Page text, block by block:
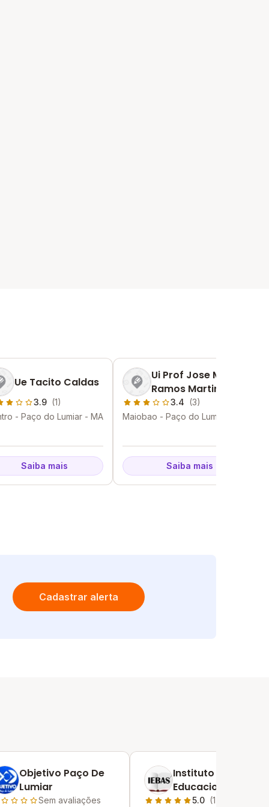
Ue Tacito Caldas
3.9 (1)
- Paço do Lumiar - MA
Saiba mais
Ui Prof Jose Maria
Ramos Martins
3.4 (3)
Maiobao - Paço do Lumiar - MA
Saiba mais
Cadastrar alerta
Objetivo Paço De
Lumiar
Sem avaliações
Instituto
Educacional
Batista Shekiná Ii
5.0 (1)